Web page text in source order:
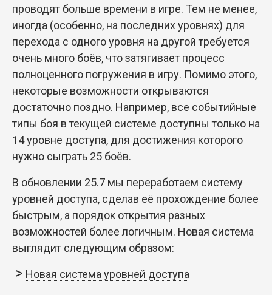
проводят больше времени в игре. Тем не менее,
иногда (особенно, на последних уровнях) для
перехода с одного уровня на другой требуется
очень много боёв, что затягивает процесс
полноценного погружения в игру. Помимо этого,
некоторые возможности открываются
достаточно поздно. Например, все событийные
типы боя в текущей системе доступны только на
14 уровне доступа, для достижения которого
нужно сыграть 25 боёв.
В обновлении 25.7 мы переработаем систему
уровней доступа, сделав её прохождение более
быстрым, а порядок открытия разных
возможностей более логичным. Новая система
выглядит следующим образом:
Новая система уровней доступа